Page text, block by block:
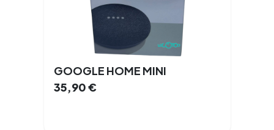
GOOGLE HOME MINI
35,90€